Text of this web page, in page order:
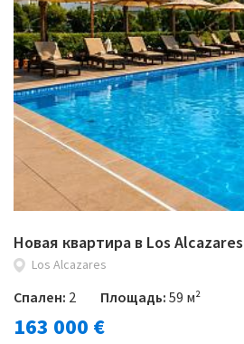
Новая квартира в Los Alcazares
Los Alcazares
Спален: 2 Площадь:59 м²
163 000 €